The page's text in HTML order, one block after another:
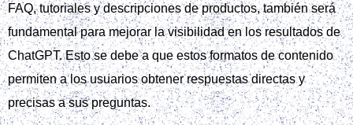
FAQ, tutoriales y descripciones de productos, también será
fundamental para mejorar la visibilidad en los resultados de
ChatGPT. Esto se debe a que estos formatos de contenido
permiten a los usuarios obtener respuestas directas y
precisas a sus preguntas.